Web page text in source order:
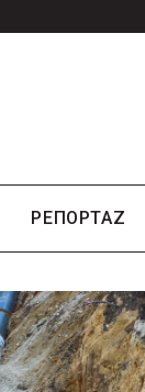
ΡΕΠΟΡΤΑΖ